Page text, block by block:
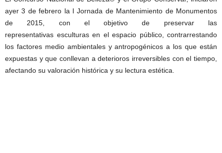
ayer 3 de febrero la I Jornada de Mantenimiento de Monumentos
de 2015, con el objetivo de preservar las
representativas esculturas en el espacio público, contrarrestando
los factores medio ambientales y antropogénicos a los que están
expuestas y que conllevan a deterioros irreversibles con el tiempo,
afectando su valoración histórica y su lectura estética.